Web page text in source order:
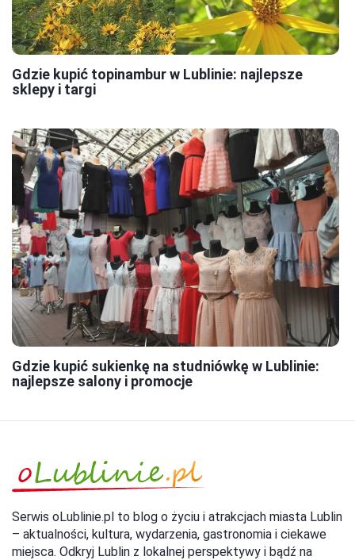
Gdzie kupić topinambur w Lublinie: najlepsze
sklepy i targi
Gdzie kupić sukienkę na studniówkę w Lublinie:
najlepsze salony i promocje
Serwis oLublinie.pl to blog o życiu i atrakcjach miasta Lublin
– aktualności, kultura, wydarzenia, gastronomia i ciekawe
miejsca. Odkryj Lublin z lokalnej perspektywy i bądź na